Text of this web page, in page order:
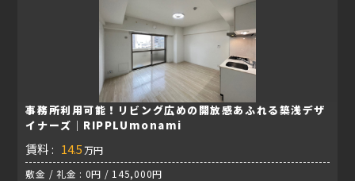
事務所利用可能！リビング広めの開放感あふれる築浅デザ
イナーズ｜RIPPLUmonami
賃料 : 14.5 万円
敷金 / 礼金 : 0円 / 145,000円